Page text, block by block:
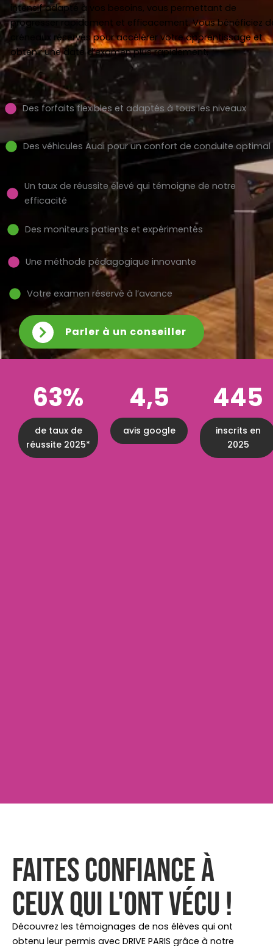
intensif adapté à vos besoins, vous permettant de
progresser rapidement et efficacement. Vous bénéficiez
créneaux réservés pour accélérer votre apprentissage et
obtenir une date d’examen plus rapidement.
Parler à un conseiller
Un taux de réussite élevé qui témoigne de notre
efficacité
Des moniteurs patients et expérimentés
Votre examen réservé à l’avance
Des véhicules Audi pour un confort de conduite optimal
Des forfaits flexibles et adaptés à tous les niveaux
Une méthode pédagogique innovante
63%
de taux de
réussite 2025*
4,5
avis google
445
inscrits en
2025
Faites confiance à
ceux qui l'ont vécu !
Découvrez les témoignages de nos élèves qui ont
obtenu leur permis avec DRIVE PARIS grâce à notre